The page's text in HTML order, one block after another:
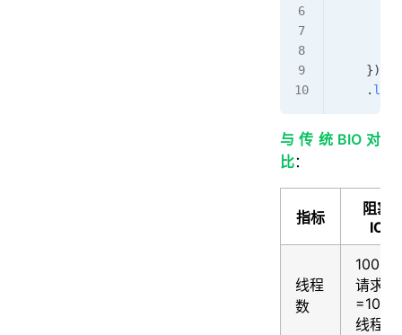
    })
    .
与传统BIO对
比：
指标
阻塞
IO
线程
数
1000
请求
=1000
线程